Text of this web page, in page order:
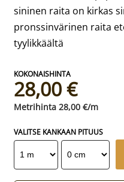
sininen raita on kirkas
pronssinvärinen raita
tyylikkäältä
28,00 €
28,00 €/m
VALITSE KANKAAN PITUUS